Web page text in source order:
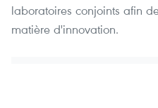
laboratoires conjoints afin
matière d'innovation.